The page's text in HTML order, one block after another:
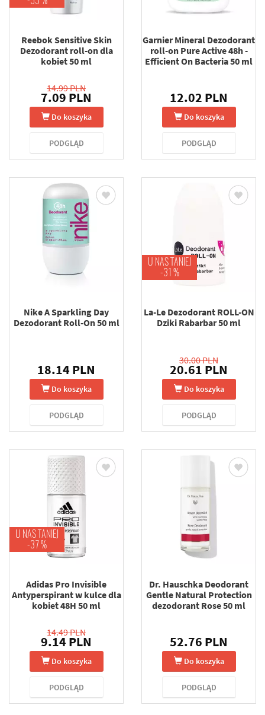
Reebok Sensitive Skin
Dezodorant roll-on dla
kobiet 50 ml
14.99 PLN
7.09 PLN
Do koszyka
PODGLĄD
Garnier Mineral Dezodorant
roll-on Pure Active 48h -
Efficient On Bacteria 50 ml
12.02 PLN
Do koszyka
PODGLĄD
Nike A Sparkling Day
Dezodorant Roll-On 50 ml
18.14 PLN
Do koszyka
PODGLĄD
U NAS TANIEJ
-31 %
La-Le Dezodorant ROLL-ON
Dziki Rabarbar 50 ml
30.00 PLN
20.61 PLN
Do koszyka
PODGLĄD
U NAS TANIEJ
-37 %
Adidas Pro Invisible
Antyperspirant w kulce dla
kobiet 48H 50 ml
14.49 PLN
9.14 PLN
Do koszyka
PODGLĄD
Dr. Hauschka Deodorant
Gentle Natural Protection
dezodorant Rose 50 ml
52.76 PLN
Do koszyka
PODGLĄD